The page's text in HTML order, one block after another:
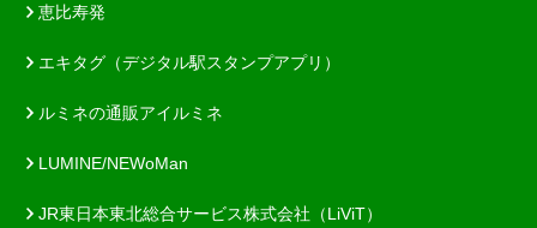
恵比寿発
エキタグ（デジタル駅スタンプアプリ）
ルミネの通販アイルミネ
LUMINE/NEWoMan
JR東日本東北総合サービス株式会社（LiViT）